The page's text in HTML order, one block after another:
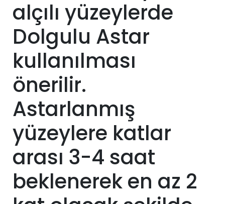
alçılı yüzeylerde
Dolgulu Astar
kullanılması
önerilir.
Astarlanmış
yüzeylere katlar
arası 3-4 saat
beklenerek en az 2